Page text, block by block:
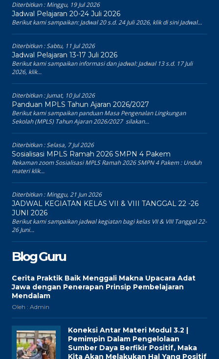
Diterbitkan :Minggu, 19 Jul 2026
Jadwal Pelajaran 20-24 Juli 2026
Berikut kami sampaikan: Jadwal 20 s.d. 24 Juli 2026, klik di sini Jadwal...
Diterbitkan :Sabtu, 11 Jul 2026
Jadwal Pelajaran 13-17 Juli 2026
Berikut kami sampaikan informasi dan jadwal: Jadwal 13 s.d. 17 Juli
2026, klik...
Diterbitkan :Jumat, 10 Jul 2026
Panduan MPLS Tahun Ajaran 2026/2027
Berikut kami sampaikan panduan Masa Pengenalan Lingkungan
Sekolah (MPLS) Tahun Ajaran 2026/2027 silakan...
Diterbitkan :Selasa, 7 Jul 2026
Sosialisasi MPLS Ramah 2026 SMPN 4 Pakem
Rekaman zoom Sosialisasi MPLS Ramah 2026 SMPN 4 Pakem : Unduh
materi klik...
Diterbitkan :Minggu, 21 Jun 2026
JADWAL KEGIATAN KELAS VII & VIII TANGGAL 22 -26
JUNI 2026
Berikut kami sampaikan jadwal kegiatan bagi kelas VII & VIII Tanggal 22-
26 Juni...
Blog Guru
Cerita Praktik Baik Menggali Makna Upacara Adat
Jawa dengan Penerapan Prinsip Pembelajaran
Mendalam
Oleh : Admin
Koneksi Antar Materi Modul 3.2 |
Pemimpin Dalam Pengelolaan
Sumber Daya Berfikir Positif, Maka
Kita Akan Melakukan Hal Yang Positif